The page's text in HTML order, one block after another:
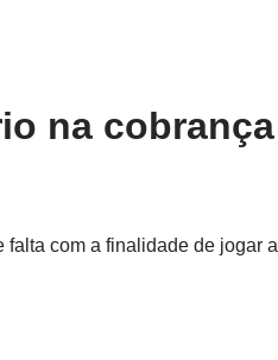
na cobrança
com a finalidade de jogar a